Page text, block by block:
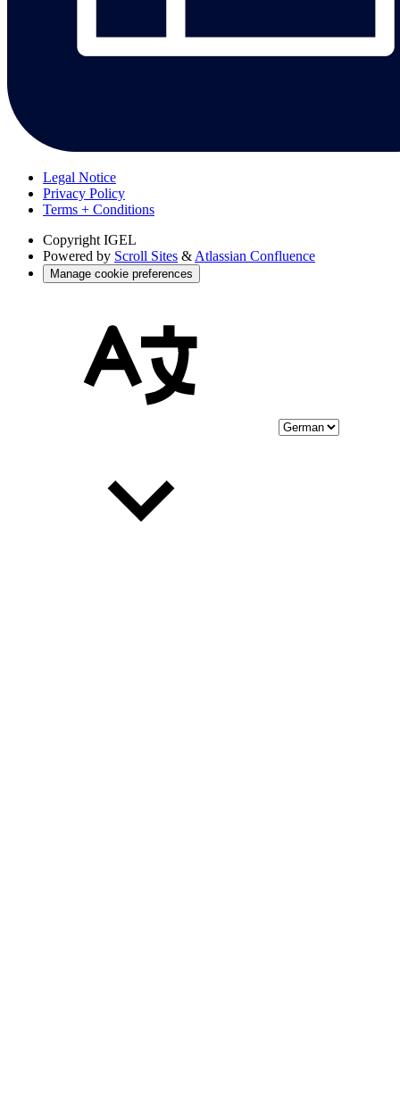
Legal Notice
Privacy Policy
Terms + Conditions
Copyright IGEL
Powered by Scroll Sites & Atlassian Confluence
Manage cookie preferences